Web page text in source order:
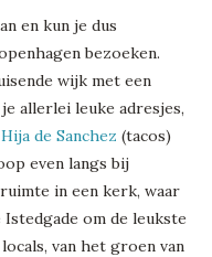
en kun je dus
bezoeken.
wijk met een
allerlei leuke adresjes,
Hija de Sanchez (tacos)
even langs bij
in een kerk, waar
om de leukste
van het groen van